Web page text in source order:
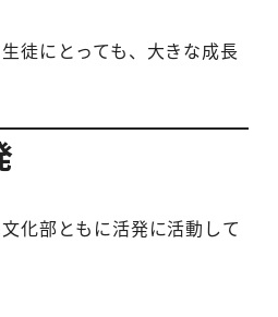
徒にとっても、大きな成長
化部ともに活発に活動して